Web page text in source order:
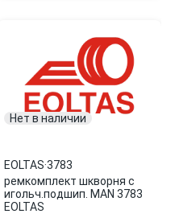
Нет в наличии
EOLTAS·3783
ремкомплект шкворня с
игольч.подшип. MAN 3783
EOLTAS